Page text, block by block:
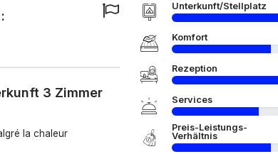
3 Zimmer
la chaleur
Unterkunft/Stellplatz
Komfort
Rezeption
Services
Preis-Leistungs-
Verhältnis